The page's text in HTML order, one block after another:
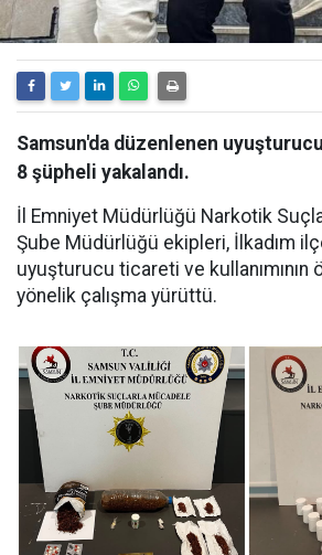
Samsun'da düzenlenen
8 şüpheli yakalandı.
İl Emniyet Müdürlüğü Narkotik
Şube Müdürlüğü ekipleri, İlkadım
uyuşturucu ticareti ve kullanımının
yönelik çalışma yürüttü.